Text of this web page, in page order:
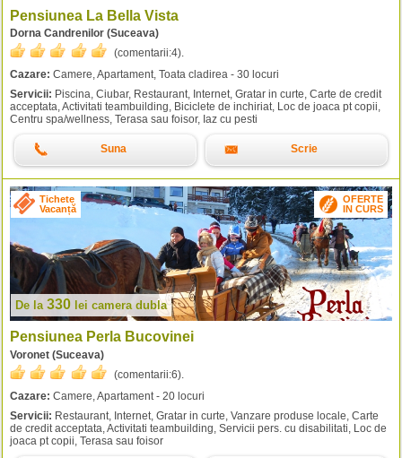
Pensiunea La Bella Vista
Dorna Candrenilor (Suceava)
(comentarii:4).
Cazare: Camere, Apartament, Toata cladirea - 30 locuri
Servicii: Piscina, Ciubar, Restaurant, Internet, Gratar in curte, Carte de credit
acceptata, Activitati teambuilding, Biciclete de inchiriat, Loc de joaca pt copii,
Centru spa/wellness, Terasa sau foisor, Iaz cu pesti
Suna Scrie
Tichete
Vacanță
OFERTE
IN CURS
De la 330 lei camera dubla
Pensiunea Perla Bucovinei
Voronet (Suceava)
(comentarii:6).
Cazare: Camere, Apartament - 20 locuri
Servicii: Restaurant, Internet, Gratar in curte, Vanzare produse locale, Carte
de credit acceptata, Activitati teambuilding, Servicii pers. cu disabilitati, Loc de
joaca pt copii, Terasa sau foisor